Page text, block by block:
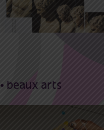
• beaux arts